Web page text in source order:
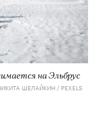
на Эльбрус
ШЕЛАЙКИН / PEXELS